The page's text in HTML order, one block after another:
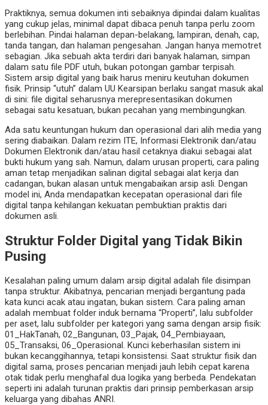
Praktiknya, semua dokumen inti sebaiknya dipindai dalam kualitas
yang cukup jelas, minimal dapat dibaca penuh tanpa perlu zoom
berlebihan. Pindai halaman depan-belakang, lampiran, denah, cap,
tanda tangan, dan halaman pengesahan. Jangan hanya memotret
sebagian. Jika sebuah akta terdiri dari banyak halaman, simpan
dalam satu file PDF utuh, bukan potongan gambar terpisah.
Sistem arsip digital yang baik harus meniru keutuhan dokumen
fisik. Prinsip “utuh” dalam UU Kearsipan berlaku sangat masuk akal
di sini: file digital seharusnya merepresentasikan dokumen
sebagai satu kesatuan, bukan pecahan yang membingungkan.
Ada satu keuntungan hukum dan operasional dari alih media yang
sering diabaikan. Dalam rezim ITE, Informasi Elektronik dan/atau
Dokumen Elektronik dan/atau hasil cetaknya diakui sebagai alat
bukti hukum yang sah. Namun, dalam urusan properti, cara paling
aman tetap menjadikan salinan digital sebagai alat kerja dan
cadangan, bukan alasan untuk mengabaikan arsip asli. Dengan
model ini, Anda mendapatkan kecepatan operasional dari file
digital tanpa kehilangan kekuatan pembuktian praktis dari
dokumen asli.
Struktur Folder Digital yang Tidak Bikin
Pusing
Kesalahan paling umum dalam arsip digital adalah file disimpan
tanpa struktur. Akibatnya, pencarian menjadi bergantung pada
kata kunci acak atau ingatan, bukan sistem. Cara paling aman
adalah membuat folder induk bernama “Properti”, lalu subfolder
per aset, lalu subfolder per kategori yang sama dengan arsip fisik:
01_HakTanah, 02_Bangunan, 03_Pajak, 04_Pembiayaan,
05_Transaksi, 06_Operasional. Kunci keberhasilan sistem ini
bukan kecanggihannya, tetapi konsistensi. Saat struktur fisik dan
digital sama, proses pencarian menjadi jauh lebih cepat karena
otak tidak perlu menghafal dua logika yang berbeda. Pendekatan
seperti ini adalah turunan praktis dari prinsip pemberkasan arsip
keluarga yang dibahas ANRI.